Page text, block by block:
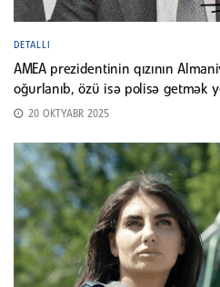
DETALLI
AMEA prezidentinin qızının
oğurlanıb, özü isə polisə getmək
20 OKTYABR 2025